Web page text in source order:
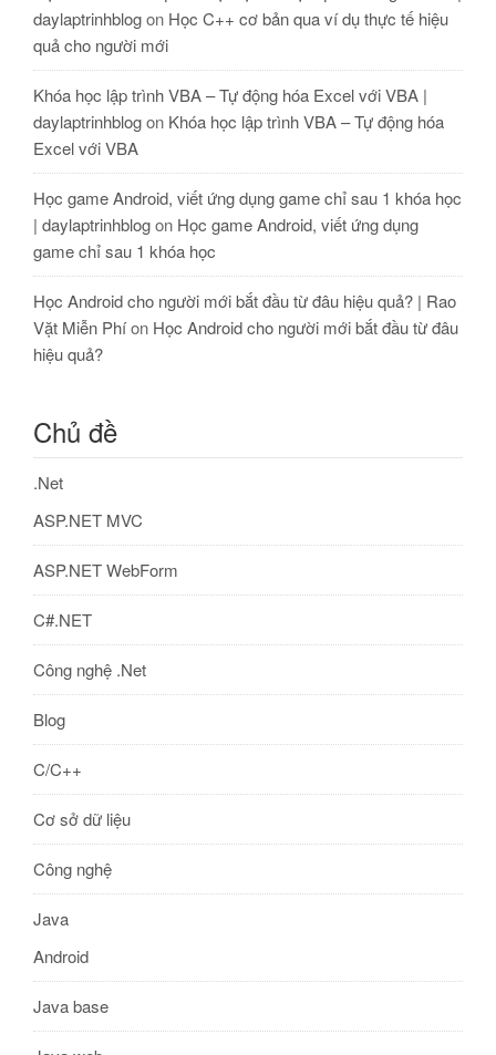
daylaptrinhblogon Học C++ cơ bản qua ví dụ thực tế hiệu
quả cho người mới
Khóa học lập trình VBA – Tự động hóa Excel với VBA |
daylaptrinhblogon Khóa học lập trình VBA – Tự động hóa
Excel với VBA
Học game Android, viết ứng dụng game chỉ sau 1 khóa học
| daylaptrinhblogon Học game Android, viết ứng dụng
game chỉ sau 1 khóa học
Học Android cho người mới bắt đầu từ đâu hiệu quả? | Rao
Vặt Miễn Phíon Học Android cho người mới bắt đầu từ đâu
hiệu quả?
Chủ đề
.Net
ASP.NET MVC
ASP.NET WebForm
C#.NET
Công nghệ .Net
Blog
C/C++
Cơ sở dữ liệu
Công nghệ
Java
Android
Java base